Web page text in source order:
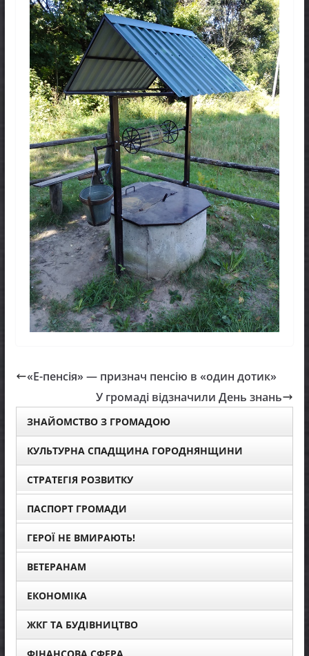
«Е-пенсія» — признач пенсію в «один дотик»
У громаді відзначили День знань
ЗНАЙОМСТВО З ГРОМАДОЮ
КУЛЬТУРНА СПАДЩИНА ГОРОДНЯНЩИНИ
СТРАТЕГІЯ РОЗВИТКУ
ПАСПОРТ ГРОМАДИ
ГЕРОЇ НЕ ВМИРАЮТЬ!
ВЕТЕРАНАМ
ЕКОНОМІКА
ЖКГ ТА БУДІВНИЦТВО
ФІНАНСОВА СФЕРА